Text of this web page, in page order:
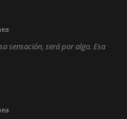
sensación, será por algo. Esa